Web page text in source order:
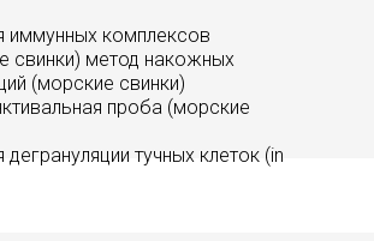
иммунных комплексов
свинки) метод накожных
(морские свинки)
проба (морские
дегрануляции тучных клеток (in